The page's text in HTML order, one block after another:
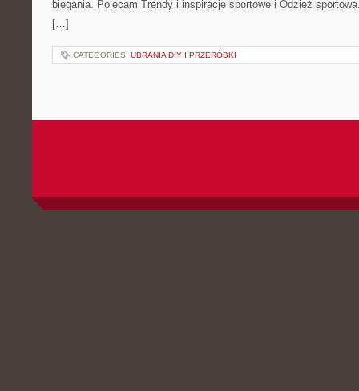
biegania. Polecam Trendy i inspiracje sportowe i Odzież
[…]
CATEGORIES: UBRANIA DIY I PRZERÓBKI